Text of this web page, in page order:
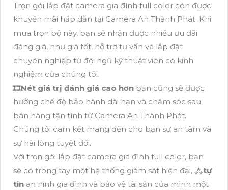
Trọn gói lắp đặt camera gia đình full color còn được
khuyến mãi hấp dẫn tại Camera An Thành Phát. Khi
mua trọn bộ này, bạn sẽ nhận được nhiều ưu đãi
đáng giá, như giá tốt, hỗ trợ tư vấn và lắp đặt
chuyên nghiệp từ đội ngũ kỹ thuật viên có kinh
nghiệm của chúng tôi.
🎞Nét giá trị đánh giá cao hơn bạn cũng sẽ được
hưởng chế độ bảo hành dài hạn và chăm sóc sau
bán hàng tận tình từ Camera An Thành Phát.
Chúng tôi cam kết mang đến cho bạn sự an tâm và
sự hài lòng tuyệt đối.
Với trọn gói lắp đặt camera gia đình full color, bạn
sẽ có trong tay một hệ thống giám sát hiện đại, ⁂tự
tin an ninh gia đình và bảo vệ tài sản của mình một